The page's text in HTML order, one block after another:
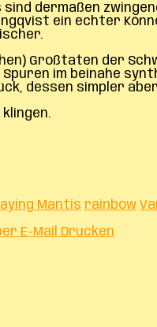
dermaßen
ein echter
Großtaten der
Spuren im beinahe
dessen simpler
Mantis rainbow
E-Mail Drucken